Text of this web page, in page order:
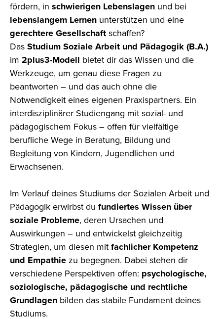
fördern, in schwierigen Lebenslagen und bei
lebenslangem Lernen unterstützen und eine
gerechtere Gesellschaft schaffen?
Das Studium Soziale Arbeit und Pädagogik (B.A.)
im 2plus3-Modell bietet dir das Wissen und die
Werkzeuge, um genau diese Fragen zu
beantworten – und das auch ohne die
Notwendigkeit eines eigenen Praxispartners. Ein
interdisziplinärer Studiengang mit sozial- und
pädagogischem Fokus – offen für vielfältige
berufliche Wege in Beratung, Bildung und
Begleitung von Kindern, Jugendlichen und
Erwachsenen.
Im Verlauf deines Studiums der Sozialen Arbeit und
Pädagogik erwirbst du fundiertes Wissen über
soziale Probleme, deren Ursachen und
Auswirkungen – und entwickelst gleichzeitig
Strategien, um diesen mit fachlicher Kompetenz
und Empathie zu begegnen. Dabei stehen dir
verschiedene Perspektiven offen: psychologische,
soziologische, pädagogische und rechtliche
Grundlagen bilden das stabile Fundament deines
Studiums.